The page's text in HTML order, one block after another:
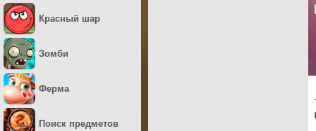
Красный шар
Зомби
Ферма
Поиск предметов